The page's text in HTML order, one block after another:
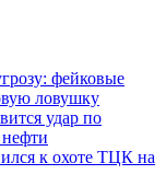
фейковые
ловушку
удар по
к охоте ТЦК на